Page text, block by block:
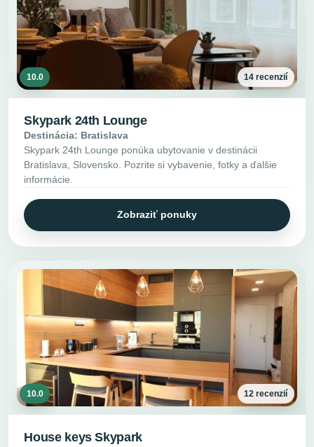
10.0 14 recenzií
Skypark 24th Lounge
Destinácia: Bratislava
Skypark 24th Lounge ponúka ubytovanie v destinácii
Bratislava, Slovensko. Pozrite si vybavenie, fotky a ďalšie
informácie.
Zobraziť ponuky
10.0 12 recenzií
House keys Skypark